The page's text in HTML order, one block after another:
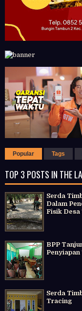
Popular Tags
TOP 3 POSTS IN THE
Serda
Dalam
Fisik Desa
BPP
Penyiapan
Serda
Tracing